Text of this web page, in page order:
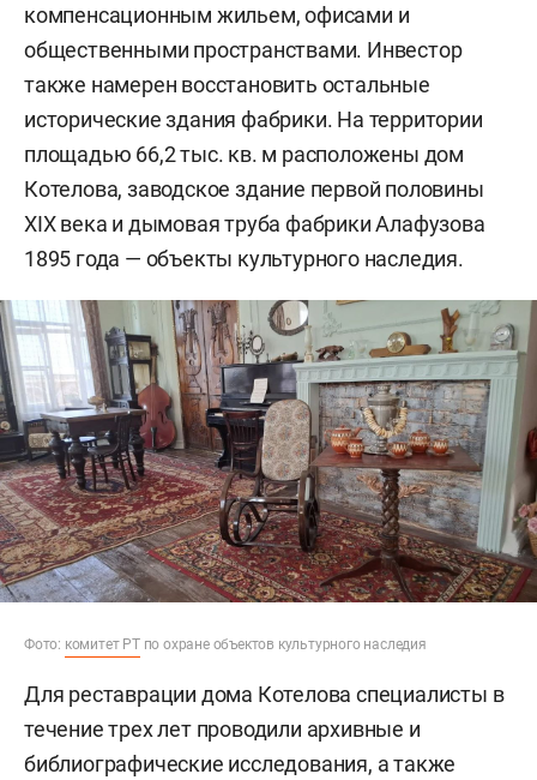
компенсационным жильем, офисами и
общественными пространствами. Инвестор
также намерен восстановить остальные
исторические здания фабрики. На территории
площадью 66,2 тыс. кв. м расположены дом
Котелова, заводское здание первой половины
XIX века и дымовая труба фабрики Алафузова
1895 года — объекты культурного наследия.
Фото: комитет РТпо охране объектов культурного наследия
Для реставрации дома Котелова специалисты в
течение трех лет проводили архивные и
библиографические исследования, а также